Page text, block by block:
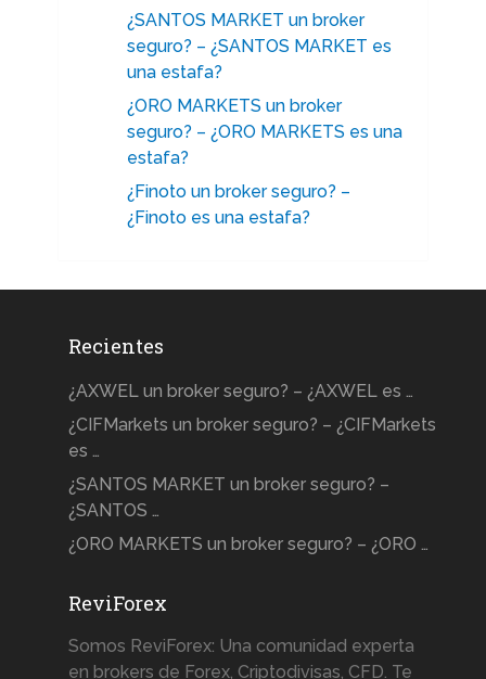
¿SANTOS MARKET un broker
seguro? – ¿SANTOS MARKET es
una estafa?
¿ORO MARKETS un broker
seguro? – ¿ORO MARKETS es una
estafa?
¿Finoto un broker seguro? –
¿Finoto es una estafa?
Recientes
¿AXWEL un broker seguro? – ¿AXWEL es …
¿CIFMarkets un broker seguro? – ¿CIFMarkets
es …
¿SANTOS MARKET un broker seguro? –
¿SANTOS …
¿ORO MARKETS un broker seguro? – ¿ORO …
ReviForex
Somos ReviForex: Una comunidad experta
en brokers de Forex, Criptodivisas, CFD. Te